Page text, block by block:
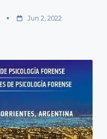
Jun 2, 2022